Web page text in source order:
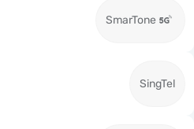
SmarTone
SingTel